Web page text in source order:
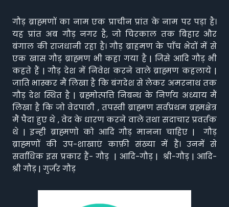
गौड़ ब्राह्मणों का नाम एक प्राचीन प्रांत के नाम पर पड़ा है।
यह प्रांत अब गौड़ नगर है, जो चिरकाल तक बिहार और
बंगाल की राजधानी रहा है। गौड़ ब्राहमण के पाँच भेदों में से
एक खास गौड़ ब्राह्मण भी कहा गया है | जिसे आदि गौड़ भी
कहते हैं | गौड़ देश में निवेश करने वाले ब्राह्मण कहलाये |
जाति भास्कर मैं लिखा है कि बंगदेश से लेकर अमरनाथ तक
गौड़ देश स्थित है | ब्रह्मोत्पत्ति निबन्ध के निर्णय अध्याय मैं
लिखा है कि जो वेदपाठी , तपस्वी ब्राह्मण सर्वप्रथम ब्रह्मक्षेत्र
मैं पैदा हुए थे , वेद के धारण करने वाले तथा सदाचार प्रवर्तक
थे | इन्ही ब्राह्मणो को आदि गौड़ मानना चाहिए | गौड़
ब्राह्मणों की उप-शाखाएं काफ़ी संख्या में हैं। उनमें से
सर्वाधिक इस प्रकार हैं- गौड़ | आदि-गौड़ | श्री-गौड़ | आदि-
श्री गौड़ | गुर्जर गौड़